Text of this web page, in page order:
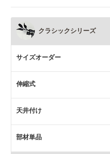
クラシックシリーズ
サイズオーダー
伸縮式
天井付け
部材単品